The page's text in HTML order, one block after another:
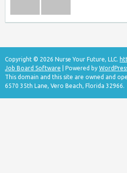
Copyright © 2026 Nurse Your Future, LLC.
Job Board Software | Powered by
This domain and this site are owned and
6570 35th Lane, Vero Beach, Florida 32966.